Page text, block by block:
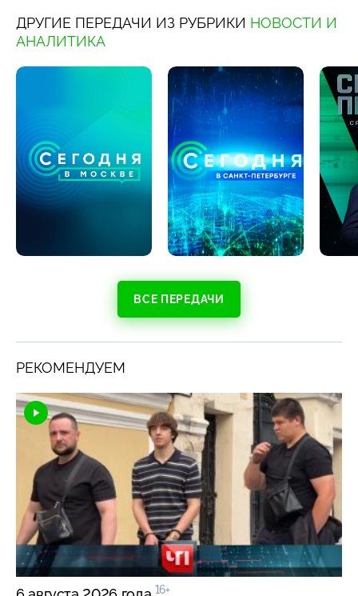
ДРУГИЕ ПЕРЕДАЧИ ИЗ РУБРИКИ НОВОСТИ И
АНАЛИТИКА
ВСЕ ПЕРЕДАЧИ
РЕКОМЕНДУЕМ
16+